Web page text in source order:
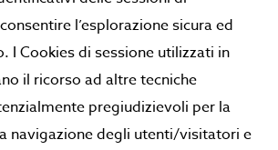
l’esplorazione sicura ed
I Cookies di sessione utilizzati in
il ricorso ad altre tecniche
pregiudizievoli per la
navigazione degli utenti/visitatori e